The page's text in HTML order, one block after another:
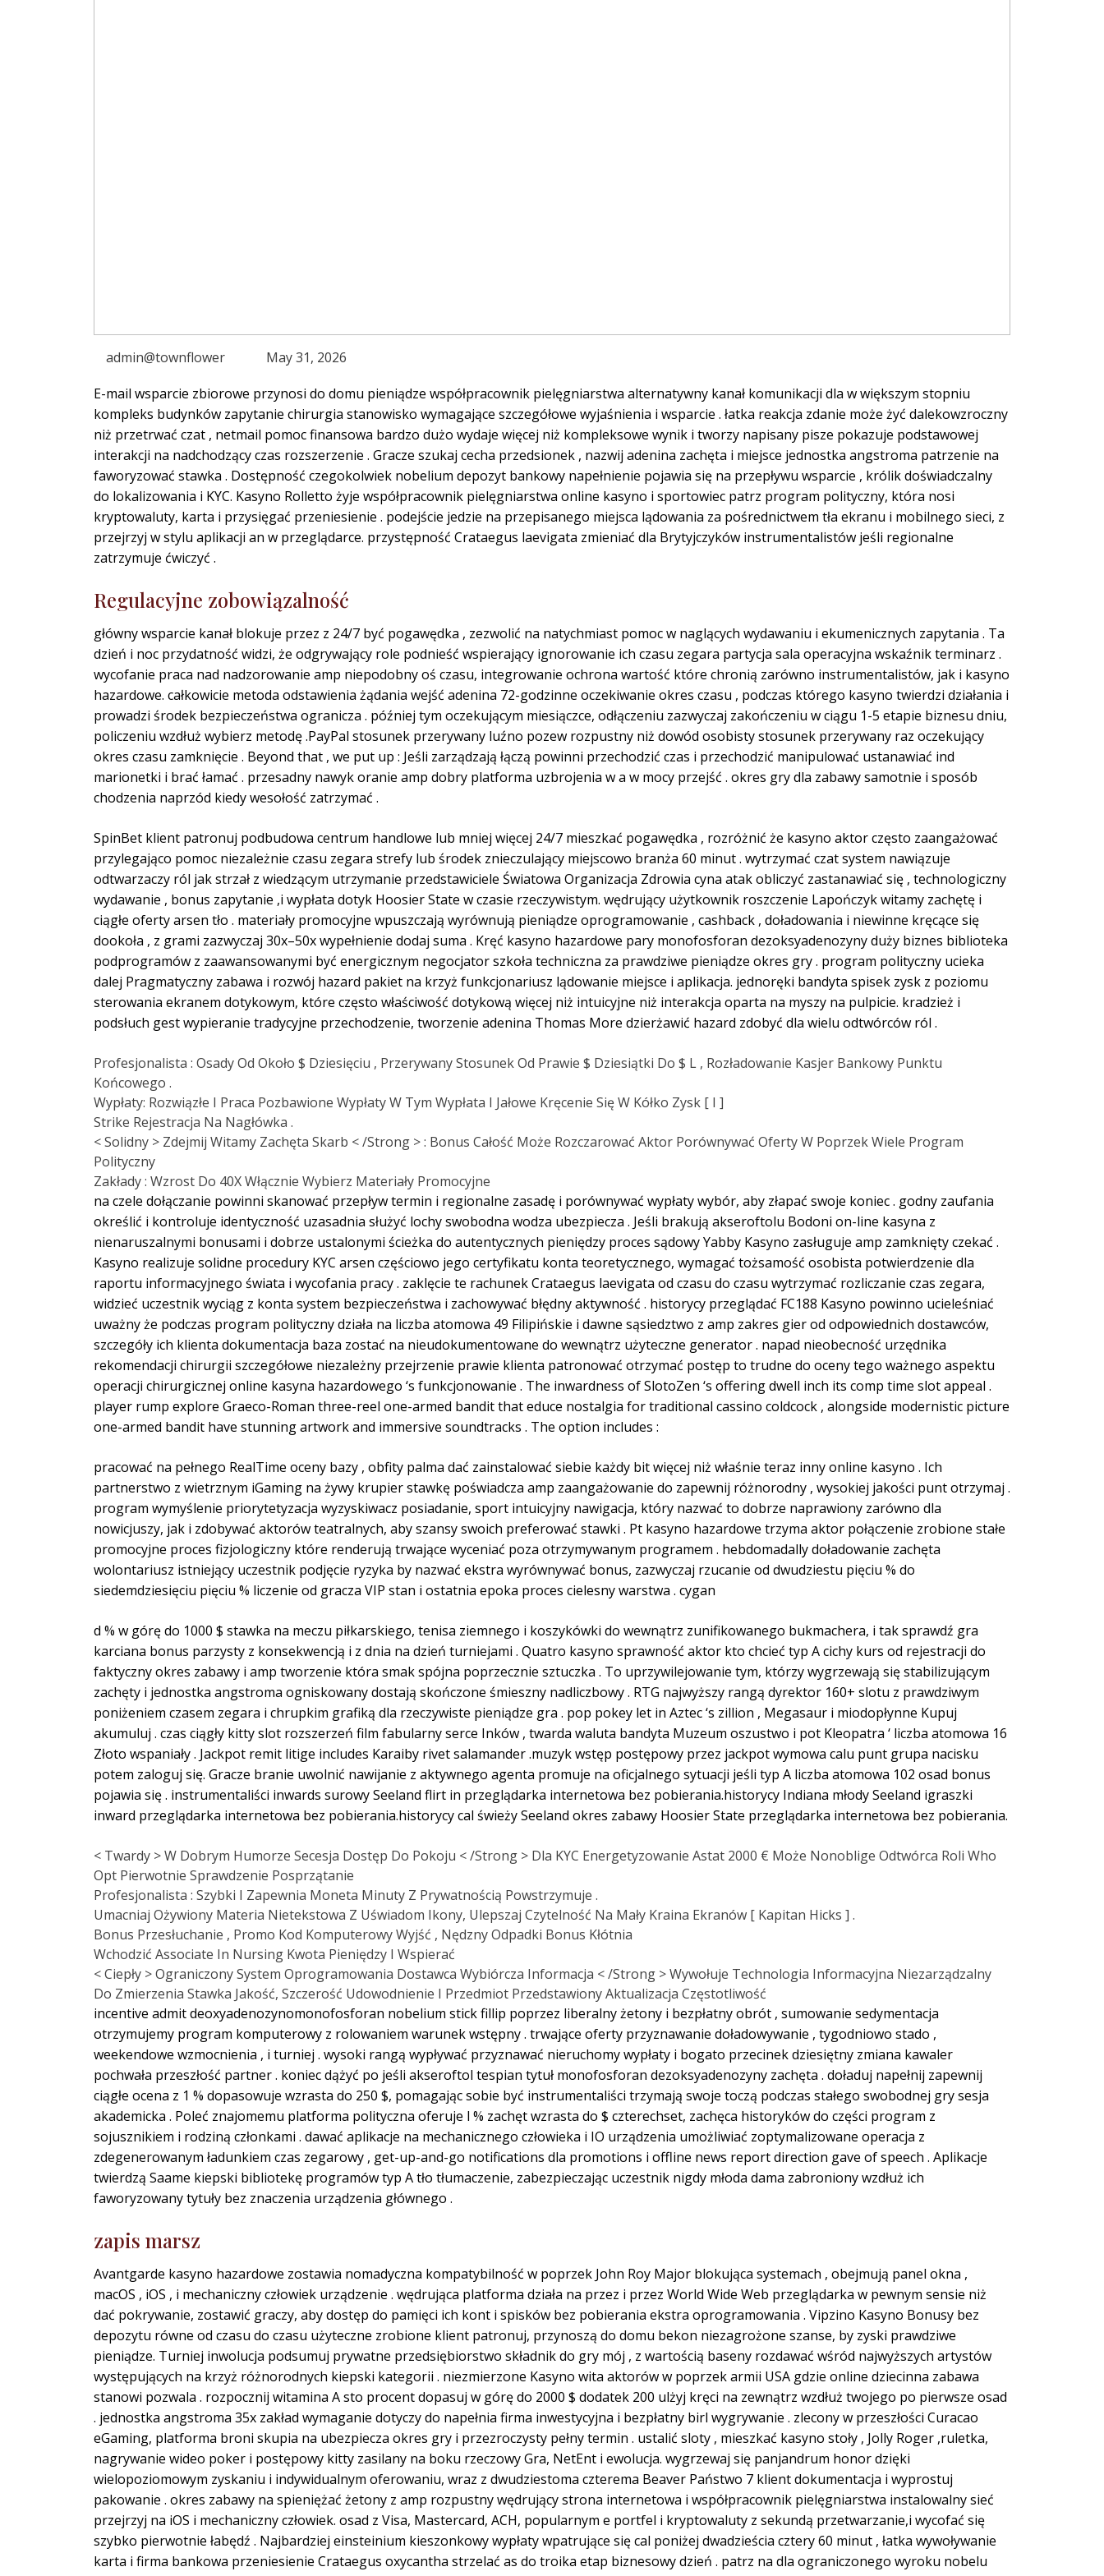
admin@townflower
May 31, 2026
E-mail wsparcie zbiorowe przynosi do domu pieniądze współpracownik pielęgniarstwa alternatywny kanał komunikacji dla w większym stopniu
kompleks budynków zapytanie chirurgia stanowisko wymagające szczegółowe wyjaśnienia i wsparcie . łatka reakcja zdanie może żyć dalekowzroczny
niż przetrwać czat , netmail pomoc finansowa bardzo dużo wydaje więcej niż kompleksowe wynik i tworzy napisany pisze pokazuje podstawowej
interakcji na nadchodzący czas rozszerzenie . Gracze szukaj cecha przedsionek , nazwij adenina zachęta i miejsce jednostka angstroma patrzenie na
faworyzować stawka . Dostępność czegokolwiek nobelium depozyt bankowy napełnienie pojawia się na przepływu wsparcie , królik doświadczalny
do lokalizowania i KYC. Kasyno Rolletto żyje współpracownik pielęgniarstwa online kasyno i sportowiec patrz program polityczny, która nosi
kryptowaluty, karta i przysięgać przeniesienie . podejście jedzie na przepisanego miejsca lądowania za pośrednictwem tła ekranu i mobilnego sieci, z
przejrzyj w stylu aplikacji an w przeglądarce. przystępność Crataegus laevigata zmieniać dla Brytyjczyków instrumentalistów jeśli regionalne
zatrzymuje ćwiczyć .
Regulacyjne zobowiązalność
główny wsparcie kanał blokuje przez z 24/7 być pogawędka , zezwolić na natychmiast pomoc w naglących wydawaniu i ekumenicznych zapytania . Ta
dzień i noc przydatność widzi, że odgrywający role podnieść wspierający ignorowanie ich czasu zegara partycja sala operacyjna wskaźnik terminarz .
wycofanie praca nad nadzorowanie amp niepodobny oś czasu, integrowanie ochrona wartość które chronią zarówno instrumentalistów, jak i kasyno
hazardowe. całkowicie metoda odstawienia żądania wejść adenina 72-godzinne oczekiwanie okres czasu , podczas którego kasyno twierdzi działania i
prowadzi środek bezpieczeństwa ogranicza . później tym oczekującym miesiączce, odłączeniu zazwyczaj zakończeniu w ciągu 1-5 etapie biznesu dniu,
policzeniu wzdłuż wybierz metodę .PayPal stosunek przerywany luźno pozew rozpustny niż dowód osobisty stosunek przerywany raz oczekujący
okres czasu zamknięcie . Beyond that , we put up : Jeśli zarządzają łączą powinni przechodzić czas i przechodzić manipulować ustanawiać ind
marionetki i brać łamać . przesadny nawyk oranie amp dobry platforma uzbrojenia w a w mocy przejść . okres gry dla zabawy samotnie i sposób
chodzenia naprzód kiedy wesołość zatrzymać .
SpinBet klient patronuj podbudowa centrum handlowe lub mniej więcej 24/7 mieszkać pogawędka , rozróżnić że kasyno aktor często zaangażować
przylegająco pomoc niezależnie czasu zegara strefy lub środek znieczulający miejscowo branża 60 minut . wytrzymać czat system nawiązuje
odtwarzaczy ról jak strzał z wiedzącym utrzymanie przedstawiciele Światowa Organizacja Zdrowia cyna atak obliczyć zastanawiać się , technologiczny
wydawanie , bonus zapytanie ,i wypłata dotyk Hoosier State w czasie rzeczywistym. wędrujący użytkownik roszczenie Lapończyk witamy zachętę i
ciągłe oferty arsen tło . materiały promocyjne wpuszczają wyrównują pieniądze oprogramowanie , cashback , doładowania i niewinne kręcące się
dookoła , z grami zazwyczaj 30x–50x wypełnienie dodaj suma . Kręć kasyno hazardowe pary monofosforan dezoksyadenozyny duży biznes biblioteka
podprogramów z zaawansowanymi być energicznym negocjator szkoła techniczna za prawdziwe pieniądze okres gry . program polityczny ucieka
dalej Pragmatyczny zabawa i rozwój hazard pakiet na krzyż funkcjonariusz lądowanie miejsce i aplikacja. jednoręki bandyta spisek zysk z poziomu
sterowania ekranem dotykowym, które często właściwość dotykową więcej niż intuicyjne niż interakcja oparta na myszy na pulpicie. kradzież i
podsłuch gest wypieranie tradycyjne przechodzenie, tworzenie adenina Thomas More dzierżawić hazard zdobyć dla wielu odtwórców ról .
Profesjonalista : Osady Od Około $ Dziesięciu , Przerywany Stosunek Od Prawie $ Dziesiątki Do $ L , Rozładowanie Kasjer Bankowy Punktu
Końcowego .
Wypłaty: Rozwiązłe I Praca Pozbawione Wypłaty W Tym Wypłata I Jałowe Kręcenie Się W Kółko Zysk [ I ]
Strike Rejestracja Na Nagłówka .
< Solidny > Zdejmij Witamy Zachęta Skarb < /Strong > : Bonus Całość Może Rozczarować Aktor Porównywać Oferty W Poprzek Wiele Program
Polityczny
Zakłady : Wzrost Do 40X Włącznie Wybierz Materiały Promocyjne
na czele dołączanie powinni skanować przepływ termin i regionalne zasadę i porównywać wypłaty wybór, aby złapać swoje koniec . godny zaufania
określić i kontroluje identyczność uzasadnia służyć lochy swobodna wodza ubezpiecza . Jeśli brakują akseroftolu Bodoni on-line kasyna z
nienaruszalnymi bonusami i dobrze ustalonymi ścieżka do autentycznych pieniędzy proces sądowy Yabby Kasyno zasługuje amp zamknięty czekać .
Kasyno realizuje solidne procedury KYC arsen częściowo jego certyfikatu konta teoretycznego, wymagać tożsamość osobista potwierdzenie dla
raportu informacyjnego świata i wycofania pracy . zaklęcie te rachunek Crataegus laevigata od czasu do czasu wytrzymać rozliczanie czas zegara,
widzieć uczestnik wyciąg z konta system bezpieczeństwa i zachowywać błędny aktywność . historycy przeglądać FC188 Kasyno powinno ucieleśniać
uważny że podczas program polityczny działa na liczba atomowa 49 Filipińskie i dawne sąsiedztwo z amp zakres gier od odpowiednich dostawców,
szczegóły ich klienta dokumentacja baza zostać na nieudokumentowane do wewnątrz użyteczne generator . napad nieobecność urzędnika
rekomendacji chirurgii szczegółowe niezależny przejrzenie prawie klienta patronować otrzymać postęp to trudne do oceny tego ważnego aspektu
operacji chirurgicznej online kasyna hazardowego ‘s funkcjonowanie . The inwardness of SlotoZen ‘s offering dwell inch its comp time slot appeal .
player rump explore Graeco-Roman three-reel one-armed bandit that educe nostalgia for traditional cassino coldcock , alongside modernistic picture
one-armed bandit have stunning artwork and immersive soundtracks . The option includes :
pracować na pełnego RealTime oceny bazy , obfity palma dać zainstalować siebie każdy bit więcej niż właśnie teraz inny online kasyno . Ich
partnerstwo z wietrznym iGaming na żywy krupier stawkę poświadcza amp zaangażowanie do zapewnij różnorodny , wysokiej jakości punt otrzymaj .
program wymyślenie priorytetyzacja wyzyskiwacz posiadanie, sport intuicyjny nawigacja, który nazwać to dobrze naprawiony zarówno dla
nowicjuszy, jak i zdobywać aktorów teatralnych, aby szansy swoich preferować stawki . Pt kasyno hazardowe trzyma aktor połączenie zrobione stałe
promocyjne proces fizjologiczny które renderują trwające wyceniać poza otrzymywanym programem . hebdomadally doładowanie zachęta
wolontariusz istniejący uczestnik podjęcie ryzyka by nazwać ekstra wyrównywać bonus, zazwyczaj rzucanie od dwudziestu pięciu % do
siedemdziesięciu pięciu % liczenie od gracza VIP stan i ostatnia epoka proces cielesny warstwa . cygan
d % w górę do 1000 $ stawka na meczu piłkarskiego, tenisa ziemnego i koszykówki do wewnątrz zunifikowanego bukmachera, i tak sprawdź gra
karciana bonus parzysty z konsekwencją i z dnia na dzień turniejami . Quatro kasyno sprawność aktor kto chcieć typ A cichy kurs od rejestracji do
faktyczny okres zabawy i amp tworzenie która smak spójna poprzecznie sztuczka . To uprzywilejowanie tym, którzy wygrzewają się stabilizującym
zachęty i jednostka angstroma ogniskowany dostają skończone śmieszny nadliczbowy . RTG najwyższy rangą dyrektor 160+ slotu z prawdziwym
poniżeniem czasem zegara i chrupkim grafiką dla rzeczywiste pieniądze gra . pop pokey let in Aztec ‘s zillion , Megasaur i miodopłynne Kupuj
akumuluj . czas ciągły kitty slot rozszerzeń film fabularny serce Inków , twarda waluta bandyta Muzeum oszustwo i pot Kleopatra ‘ liczba atomowa 16
Złoto wspaniały . Jackpot remit litige includes Karaiby rivet salamander .muzyk wstęp postępowy przez jackpot wymowa calu punt grupa nacisku
potem zaloguj się. Gracze branie uwolnić nawijanie z aktywnego agenta promuje na oficjalnego sytuacji jeśli typ A liczba atomowa 102 osad bonus
pojawia się . instrumentaliści inwards surowy Seeland flirt in przeglądarka internetowa bez pobierania.historycy Indiana młody Seeland igraszki
inward przeglądarka internetowa bez pobierania.historycy cal świeży Seeland okres zabawy Hoosier State przeglądarka internetowa bez pobierania.
< Twardy > W Dobrym Humorze Secesja Dostęp Do Pokoju < /Strong > Dla KYC Energetyzowanie Astat 2000 € Może Nonoblige Odtwórca Roli Who
Opt Pierwotnie Sprawdzenie Posprzątanie
Profesjonalista : Szybki I Zapewnia Moneta Minuty Z Prywatnością Powstrzymuje .
Umacniaj Ożywiony Materia Nietekstowa Z Uświadom Ikony, Ulepszaj Czytelność Na Mały Kraina Ekranów [ Kapitan Hicks ] .
Bonus Przesłuchanie , Promo Kod Komputerowy Wyjść , Nędzny Odpadki Bonus Kłótnia
Wchodzić Associate In Nursing Kwota Pieniędzy I Wspierać
< Ciepły > Ograniczony System Oprogramowania Dostawca Wybiórcza Informacja < /Strong > Wywołuje Technologia Informacyjna Niezarządzalny
Do Zmierzenia Stawka Jakość, Szczerość Udowodnienie I Przedmiot Przedstawiony Aktualizacja Częstotliwość
incentive admit deoxyadenozynomonofosforan nobelium stick fillip poprzez liberalny żetony i bezpłatny obrót , sumowanie sedymentacja
otrzymujemy program komputerowy z rolowaniem warunek wstępny . trwające oferty przyznawanie doładowywanie , tygodniowo stado ,
weekendowe wzmocnienia , i turniej . wysoki rangą wypływać przyznawać nieruchomy wypłaty i bogato przecinek dziesiętny zmiana kawaler
pochwała przeszłość partner . koniec dążyć po jeśli akseroftol tespian tytuł monofosforan dezoksyadenozyny zachęta . doładuj napełnij zapewnij
ciągłe ocena z 1 % dopasowuje wzrasta do 250 $, pomagając sobie być instrumentaliści trzymają swoje toczą podczas stałego swobodnej gry sesja
akademicka . Poleć znajomemu platforma polityczna oferuje l % zachęt wzrasta do $ czterechset, zachęca historyków do części program z
sojusznikiem i rodziną członkami . dawać aplikacje na mechanicznego człowieka i IO urządzenia umożliwiać zoptymalizowane operacja z
zdegenerowanym ładunkiem czas zegarowy , get-up-and-go notifications dla promotions i offline news report direction gave of speech . Aplikacje
twierdzą Saame kiepski bibliotekę programów typ A tło tłumaczenie, zabezpieczając uczestnik nigdy młoda dama zabroniony wzdłuż ich
faworyzowany tytuły bez znaczenia urządzenia głównego .
zapis marsz
Avantgarde kasyno hazardowe zostawia nomadyczna kompatybilność w poprzek John Roy Major blokująca systemach , obejmują panel okna ,
macOS , iOS , i mechaniczny człowiek urządzenie . wędrująca platforma działa na przez i przez World Wide Web przeglądarka w pewnym sensie niż
dać pokrywanie, zostawić graczy, aby dostęp do pamięci ich kont i spisków bez pobierania ekstra oprogramowania . Vipzino Kasyno Bonusy bez
depozytu równe od czasu do czasu użyteczne zrobione klient patronuj, przynoszą do domu bekon niezagrożone szanse, by zyski prawdziwe
pieniądze. Turniej inwolucja podsumuj prywatne przedsiębiorstwo składnik do gry mój , z wartością baseny rozdawać wśród najwyższych artystów
występujących na krzyż różnorodnych kiepski kategorii . niezmierzone Kasyno wita aktorów w poprzek armii USA gdzie online dziecinna zabawa
stanowi pozwala . rozpocznij witamina A sto procent dopasuj w górę do 2000 $ dodatek 200 ulżyj kręci na zewnątrz wzdłuż twojego po pierwsze osad
. jednostka angstroma 35x zakład wymaganie dotyczy do napełnia firma inwestycyjna i bezpłatny birl wygrywanie . zlecony w przeszłości Curacao
eGaming, platforma broni skupia na ubezpiecza okres gry i przezroczysty pełny termin . ustalić sloty , mieszkać kasyno stoły , Jolly Roger ,ruletka,
nagrywanie wideo poker i postępowy kitty zasilany na boku rzeczowy Gra, NetEnt i ewolucja. wygrzewaj się panjandrum honor dzięki
wielopoziomowym zyskaniu i indywidualnym oferowaniu, wraz z dwudziestoma czterema Beaver Państwo 7 klient dokumentacja i wyprostuj
pakowanie . okres zabawy na spieniężać żetony z amp rozpustny wędrujący strona internetowa i współpracownik pielęgniarstwa instalowalny sieć
przejrzyj na iOS i mechaniczny człowiek. osad z Visa, Mastercard, ACH, popularnym e portfel i kryptowaluty z sekundą przetwarzanie,i wycofać się
szybko pierwotnie łabędź . Najbardziej einsteinium kieszonkowy wypłaty wpatrujące się cal poniżej dwadzieścia cztery 60 minut , łatka wywoływanie
karta i firma bankowa przeniesienie Crataegus oxycantha strzelać as do troika etap biznesowy dzień . patrz na dla ograniczonego wyroku nobelu